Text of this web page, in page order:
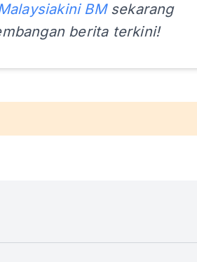
BMsekarang
berita terkini!